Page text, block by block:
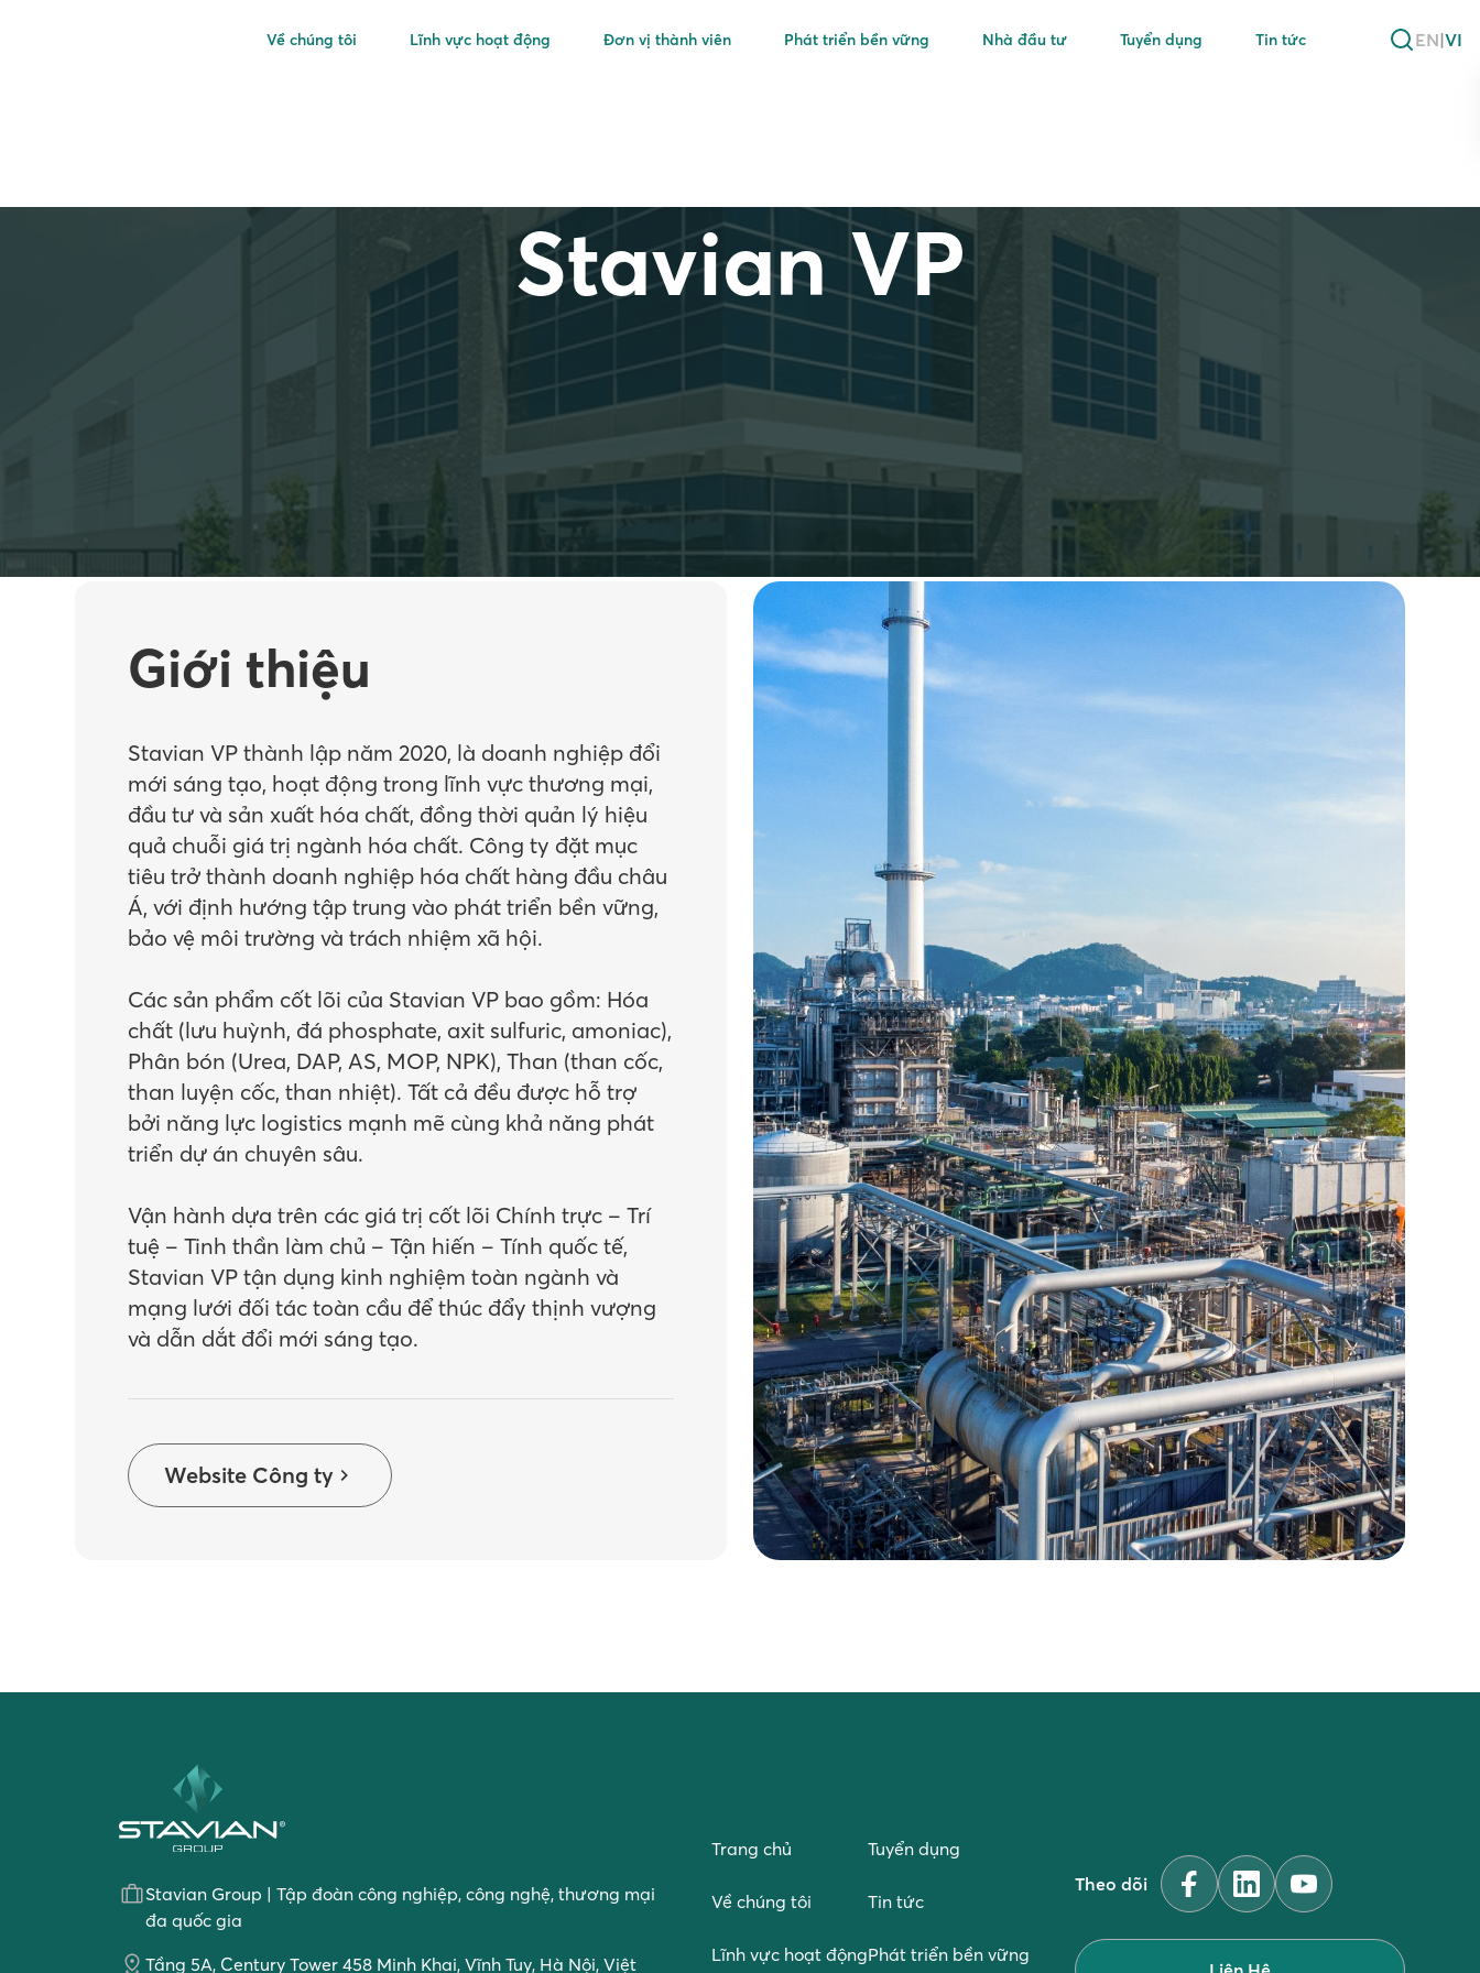
Về chúng tôi Lĩnh vực hoạt động Đơn vị thành viên Phát triển bền vững Nhà đầu tư Tuyển dụng Tin tức EN|VI
Stavian VP
Giới thiệu
Stavian VP thành lập năm 2020, là doanh nghiệp đổi
mới sáng tạo, hoạt động trong lĩnh vực thương mại,
đầu tư và sản xuất hóa chất, đồng thời quản lý hiệu
quả chuỗi giá trị ngành hóa chất. Công ty đặt mục
tiêu trở thành doanh nghiệp hóa chất hàng đầu châu
Á, với định hướng tập trung vào phát triển bền vững,
bảo vệ môi trường và trách nhiệm xã hội.
Các sản phẩm cốt lõi của Stavian VP bao gồm: Hóa
chất (lưu huỳnh, đá phosphate, axit sulfuric, amoniac),
Phân bón (Urea, DAP, AS, MOP, NPK), Than (than cốc,
than luyện cốc, than nhiệt). Tất cả đều được hỗ trợ
bởi năng lực logistics mạnh mẽ cùng khả năng phát
triển dự án chuyên sâu.
Vận hành dựa trên các giá trị cốt lõi Chính trực – Trí
tuệ – Tinh thần làm chủ – Tận hiến – Tính quốc tế,
Stavian VP tận dụng kinh nghiệm toàn ngành và
mạng lưới đối tác toàn cầu để thúc đẩy thịnh vượng
và dẫn dắt đổi mới sáng tạo.
Website Công ty
Stavian Group | Tập đoàn công nghiệp, công nghệ, thương mại
đa quốc gia
Tầng 5A, Century Tower 458 Minh Khai, Vĩnh Tuy, Hà Nội, Việt
Trang chủ
Về chúng tôi
Lĩnh vực hoạt động
Tuyển dụng
Tin tức
Phát triển bền vững
Theo dõi